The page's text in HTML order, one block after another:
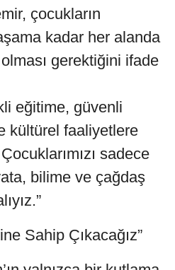
çocukların
kadar her alanda
gerektiğini ifade
eğitime, güvenli
kültürel faaliyetlere
sadece
bilime ve çağdaş
Sahip Çıkacağız”